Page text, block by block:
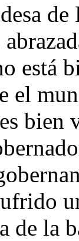
está
el
bien
de la